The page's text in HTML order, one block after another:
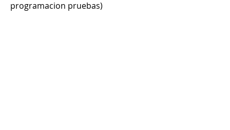
programacion pruebas)